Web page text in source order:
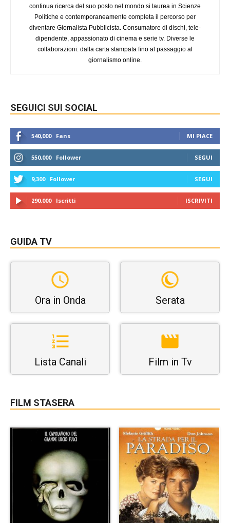
continua ricerca del suo posto nel mondo si laurea in Scienze
Politiche e contemporaneamente completa il percorso per
diventare Giornalista Pubblicista. Consumatore di dischi, tele-
dipendente, appassionato di cinema e serie tv. Diverse le
collaborazioni: dalla carta stampata fino al passaggio al
giornalismo online.
SEGUICI SUI SOCIAL
540,000 Fans MI PIACE
550,000 Follower SEGUI
9,300 Follower SEGUI
290,000 Iscritti ISCRIVITI
GUIDA TV
Ora in Onda Serata
Lista Canali Film in Tv
FILM STASERA